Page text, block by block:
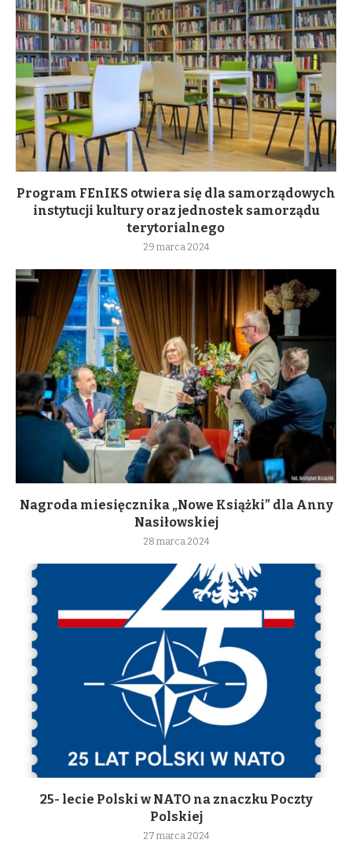
Program FEnIKS otwiera się dla samorządowych
instytucji kultury oraz jednostek samorządu
terytorialnego
29 marca 2024
Nagroda miesięcznika „Nowe Książki” dla Anny
Nasiłowskiej
28 marca 2024
25- lecie Polski w NATO na znaczku Poczty
Polskiej
27 marca 2024